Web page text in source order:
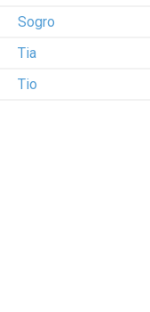
Sogro
Tia
Tio